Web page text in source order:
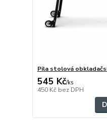
Pila stolová
545 Kč/ks
450 Kč bez DPH